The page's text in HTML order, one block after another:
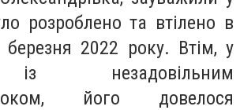
розроблено та втілено в
2022 року. Втім, у
незадовільним
його довелося